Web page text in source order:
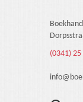
(0341) 25